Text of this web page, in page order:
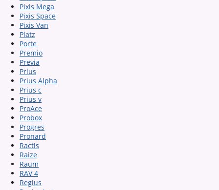
Pixis Mega
Pixis Space
Pixis Van
Platz
Porte
Premio
Previa
Prius
Prius Alpha
Prius c
Prius v
ProAce
Probox
Progres
Pronard
Ractis
Raize
Raum
RAV 4
Regius